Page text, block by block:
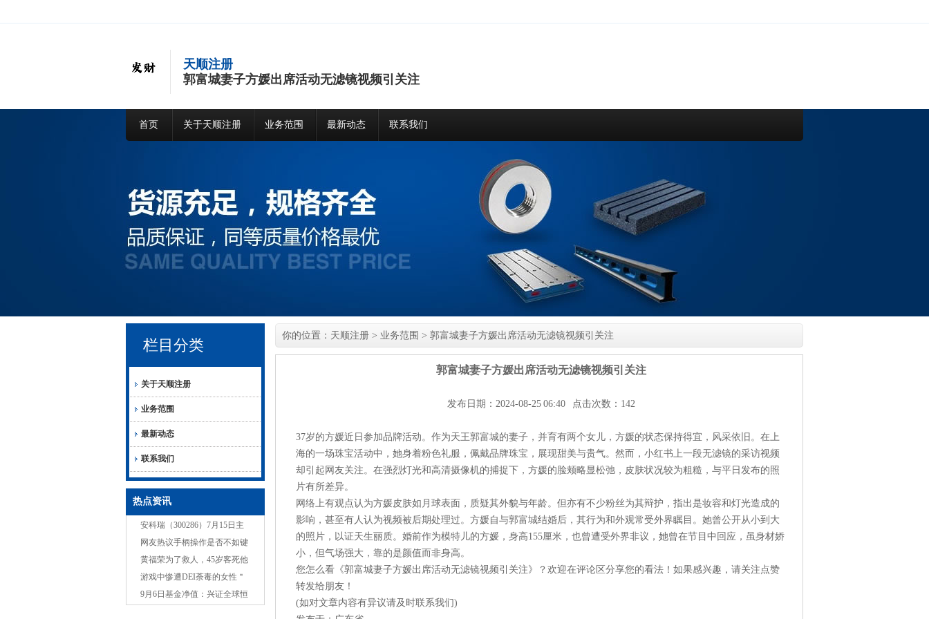
天顺注册
郭富城妻子方媛出席活动无滤镜视频引关注
首页 关于天顺注册 业务范围 最新动态 联系我们
栏目分类
关于天顺注册
业务范围
最新动态
联系我们
热点资讯
安科瑞（300286）7月15日主
力资金净卖出535.70万元
网友热议手柄操作是否不如键
鼠设计？玩家观点不一
黄福荣为了救人，45岁客死他
乡，其葬礼规格赶超霍英东
游戏中惨遭DEI荼毒的女性＂
封神榜＂：一个比一个吓人
9月6日基金净值：兴证全球恒
你的位置： 天顺注册 > 业务范围 > 郭富城妻子方媛出席活动无滤镜视频引关注
郭富城妻子方媛出席活动无滤镜视频引关注
发布日期：2024-08-25 06:40 点击次数：142
37岁的方媛近日参加品牌活动。作为天王郭富城的妻子，并育有两个女儿，方媛的状态保持得宜，风采依旧。在上
海的一场珠宝活动中，她身着粉色礼服，佩戴品牌珠宝，展现甜美与贵气。然而，小红书上一段无滤镜的采访视频
却引起网友关注。在强烈灯光和高清摄像机的捕捉下，方媛的脸颊略显松弛，皮肤状况较为粗糙，与平日发布的照
片有所差异。
网络上有观点认为方媛皮肤如月球表面，质疑其外貌与年龄。但亦有不少粉丝为其辩护，指出是妆容和灯光造成的
影响，甚至有人认为视频被后期处理过。方媛自与郭富城结婚后，其行为和外观常受外界瞩目。她曾公开从小到大
的照片，以证天生丽质。婚前作为模特儿的方媛，身高155厘米，也曾遭受外界非议，她曾在节目中回应，虽身材娇
小，但气场强大，靠的是颜值而非身高。
您怎么看《郭富城妻子方媛出席活动无滤镜视频引关注》？欢迎在评论区分享您的看法！如果感兴趣，请关注点赞
转发给朋友！
(如对文章内容有异议请及时联系我们)